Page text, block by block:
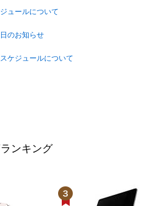
ンキング
ュールについて
のお知らせ
ケジュールについて